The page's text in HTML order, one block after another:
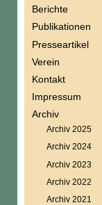
Berichte
Publikationen
Presseartikel
Verein
Kontakt
Impressum
Archiv
Archiv 2025
Archiv 2024
Archiv 2023
Archiv 2022
Archiv 2021